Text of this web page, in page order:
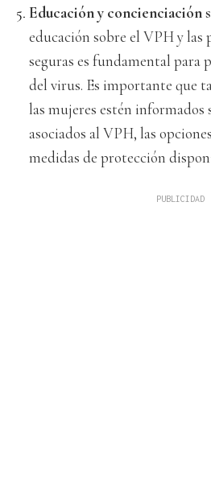
Educación y concienciación
educación sobre el VPH y las
seguras es fundamental para
del virus. Es importante que
las mujeres estén informados
asociados al VPH, las
medidas de protección